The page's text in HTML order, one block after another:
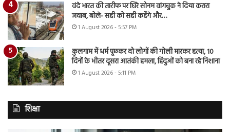
वंदे भारत की तारीफ पर घिरे सोनम वांगचुक ने दिया करारा
जवाब, बोले- सही को सही कहेंगे और…
1 August 2026 - 5:57 PM
कुलगाम में धर्म पूछकर दो लोगों की गोली मारकर हत्या, 10
दिनों के भीतर दूसरा आतंकी हमला, हिंदुओं को बना रहे निशाना
1 August 2026 - 5:11 PM
शिक्षा